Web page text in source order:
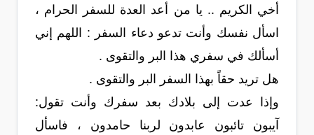
أخي الكريم .. يا من أعد العدة للسفر الحرام ،
اسأل نفسك وأنت تدعو دعاء السفر : اللهم إني
أسألك في سفري هذا البر والتقوى .
هل تريد حقاً بهذا السفر البر والتقوى .
وإذا عدت إلى بلادك بعد سفرك وأنت تقول:
آيبون تائبون عابدون لربنا حامدون ، فاسأل